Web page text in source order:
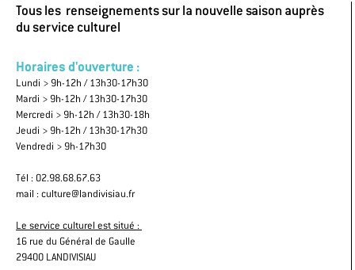
Tous les renseignements sur la nouvelle saison auprès
du service culturel
Horaires d'ouverture :
Lundi > 9h-12h / 13h30-17h30
Mardi > 9h-12h / 13h30-17h30
Mercredi > 9h-12h / 13h30-18h
Jeudi > 9h-12h / 13h30-17h30
Vendredi > 9h-17h30
Tél : 02.98.68.67.63
mail : culture@landivisiau.fr
Le service culturel est situé :
16 rue du Général de Gaulle
29400 LANDIVISIAU